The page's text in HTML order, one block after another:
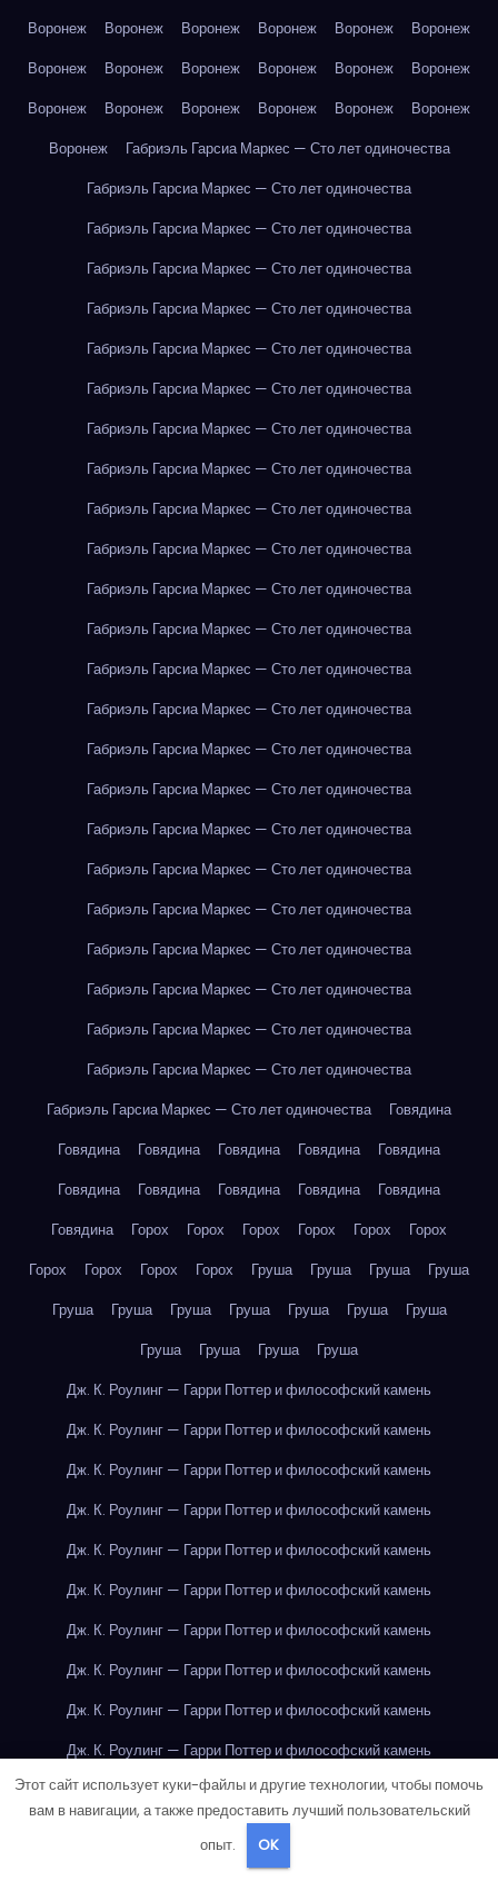
Воронеж
Воронеж Воронеж Воронеж Воронеж
Воронеж
Воронеж
Воронеж Воронеж Воронеж Воронеж
Воронеж
Воронеж
Воронеж Воронеж Воронеж Воронеж
Воронеж
Воронеж
Габриэль Гарсиа Маркес — Сто лет одиночества
Габриэль Гарсиа Маркес — Сто лет одиночества
Габриэль Гарсиа Маркес — Сто лет одиночества
Габриэль Гарсиа Маркес — Сто лет одиночества
Габриэль Гарсиа Маркес — Сто лет одиночества
Габриэль Гарсиа Маркес — Сто лет одиночества
Габриэль Гарсиа Маркес — Сто лет одиночества
Габриэль Гарсиа Маркес — Сто лет одиночества
Габриэль Гарсиа Маркес — Сто лет одиночества
Габриэль Гарсиа Маркес — Сто лет одиночества
Габриэль Гарсиа Маркес — Сто лет одиночества
Габриэль Гарсиа Маркес — Сто лет одиночества
Габриэль Гарсиа Маркес — Сто лет одиночества
Габриэль Гарсиа Маркес — Сто лет одиночества
Габриэль Гарсиа Маркес — Сто лет одиночества
Габриэль Гарсиа Маркес — Сто лет одиночества
Габриэль Гарсиа Маркес — Сто лет одиночества
Габриэль Гарсиа Маркес — Сто лет одиночества
Габриэль Гарсиа Маркес — Сто лет одиночества
Габриэль Гарсиа Маркес — Сто лет одиночества
Габриэль Гарсиа Маркес — Сто лет одиночества
Габриэль Гарсиа Маркес — Сто лет одиночества
Габриэль Гарсиа Маркес — Сто лет одиночества
Габриэль Гарсиа Маркес — Сто лет одиночества
Габриэль Гарсиа Маркес — Сто лет одиночества
Говядина
Говядина
Говядина Говядина Говядина
Говядина
Говядина
Говядина Говядина Говядина
Говядина
Говядина
Горох Горох Горох Горох Горох
Горох
Горох
Горох Горох Горох Груша Груша Груша
Груша
Груша
Груша Груша Груша Груша Груша
Груша
Груша
Груша Груша
Груша
Дж. К. Роулинг — Гарри Поттер и философский камень
Дж. К. Роулинг — Гарри Поттер и философский камень
Дж. К. Роулинг — Гарри Поттер и философский камень
Дж. К. Роулинг — Гарри Поттер и философский камень
Дж. К. Роулинг — Гарри Поттер и философский камень
Дж. К. Роулинг — Гарри Поттер и философский камень
Дж. К. Роулинг — Гарри Поттер и философский камень
Дж. К. Роулинг — Гарри Поттер и философский камень
Дж. К. Роулинг — Гарри Поттер и философский камень
Дж. К. Роулинг — Гарри Поттер и философский камень
Дж. К. Роулинг — Гарри Поттер и философский камень
Дж. К. Роулинг — Гарри Поттер и философский камень
Дж. К. Роулинг — Гарри Поттер и философский камень
Этот сайт использует куки-файлы и другие технологии, чтобы помочь
вам в навигации, а также предоставить лучший пользовательский
опыт.
OK